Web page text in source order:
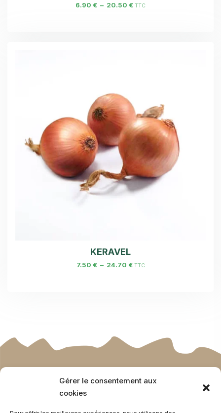
Gérer le consentement aux
cookies
6.90 € – 20.50 € TTC
KERAVEL
7.50 € – 24.70 € TTC
POLITIQUE DE CONFIDENTIALITÉ